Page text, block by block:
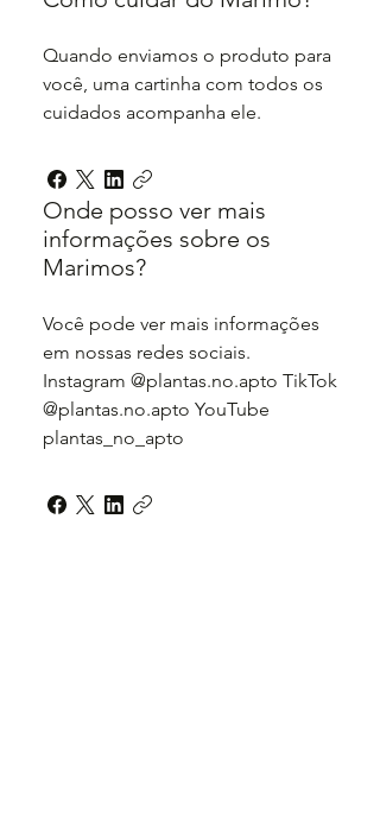
Quando enviamos o produto para
você, uma cartinha com todos os
cuidados acompanha ele.
Onde posso ver mais
informações sobre os
Marimos?
Você pode ver mais informações
em nossas redes sociais.
Instagram @plantas.no.apto TikTok
@plantas.no.apto YouTube
plantas_no_apto